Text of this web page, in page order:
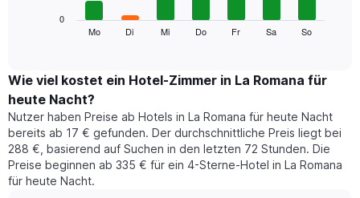
Monate
hat
1
Y-
Achse,
die
den
durchschnittlichen
Zimmerpreis
den
durchschnittlichen
Preis
eines
Zimmers
für
den
jeweiligen
Mo Di Mi Do Fr Sa So
0
Wie viel kostet ein Hotel-Zimmer in La Romana für
heute Nacht?
Nutzer haben Preise ab Hotels in La Romana für heute Nacht
bereits ab 17 € gefunden. Der durchschnittliche Preis liegt bei
288 €, basierend auf Suchen in den letzten 72 Stunden. Die
Preise beginnen ab 335 € für ein 4-Sterne-Hotel in La Romana
für heute Nacht.